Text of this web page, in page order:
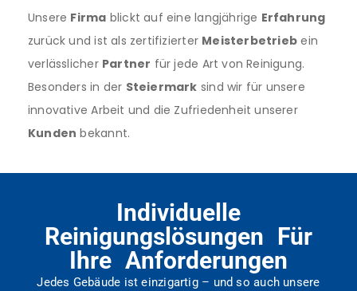
Unsere Firma blickt auf eine langjährige Erfahrung
zurück und ist als zertifizierter Meisterbetrieb ein
verlässlicher Partner für jede Art von Reinigung.
Besonders in der Steiermark sind wir für unsere
innovative Arbeit und die Zufriedenheit unserer
Kunden bekannt.
Individuelle
Reinigungslösungen Für
Ihre Anforderungen
Jedes Gebäude ist einzigartig – und so auch unsere